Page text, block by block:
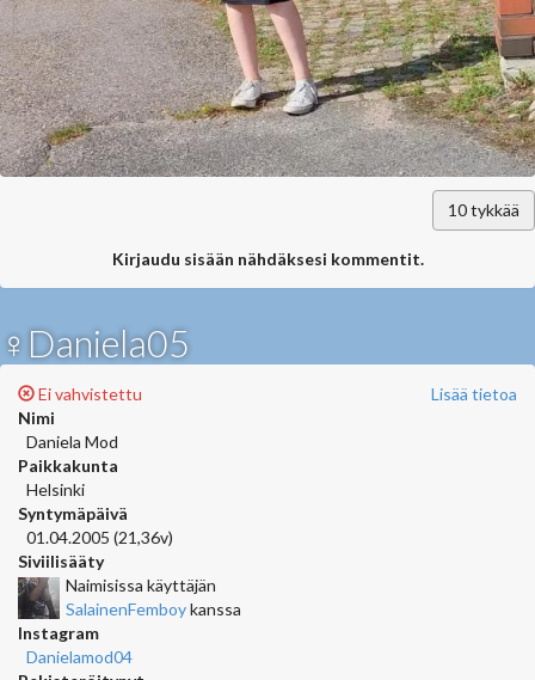
10tykkää
Kirjaudu sisään nähdäksesi kommentit.
♀Daniela05
Lisää tietoa
Ei vahvistettu
Nimi
Daniela Mod
Paikkakunta
Helsinki
Syntymäpäivä
01.04.2005 (21,36v)
Siviilisääty
Naimisissa käyttäjän
SalainenFemboykanssa
Instagram
Danielamod04